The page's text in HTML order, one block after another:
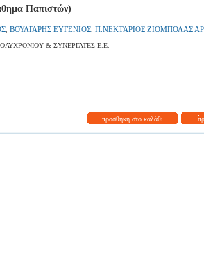
Παπιστών)
ΒΟΥΛΓΑΡΗΣ ΕΥΓΕΝΙΟΣ Π.ΝΕΚΤΑΡΙΟΣ ΖΙΟΜΠΟΛΑΣ
& ΣΥΝΕΡΓΑΤΕΣ Ε.Ε.
προσθήκη στο καλάθι